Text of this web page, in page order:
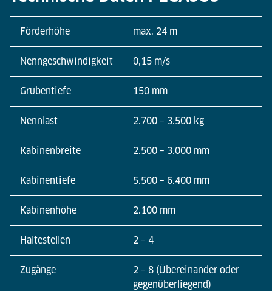
Förderhöhe max. 24 m
Nenngeschwindigkeit 0,15 m/s
Grubentiefe 150 mm
Nennlast 2.700 – 3.500 kg
Kabinenbreite 2.500 – 3.000 mm
Kabinentiefe 5.500 – 6.400 mm
Kabinenhöhe 2.100 mm
Haltestellen 2 – 4
Zugänge
2 – 8 (Übereinander oder
gegenüberliegend)